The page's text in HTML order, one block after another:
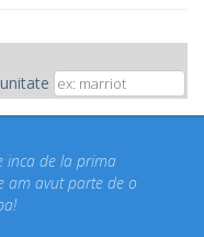
o
Concediul
un